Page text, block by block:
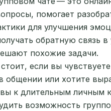
помогает
для улучшения
обратную связь
похожие задачи.
если вы
общении или хотите
к длительным личным
возможность